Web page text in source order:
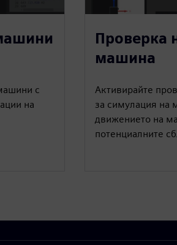
с
на
Проверка
машина
Активирайте
за симулация на
движението на
потенциалните